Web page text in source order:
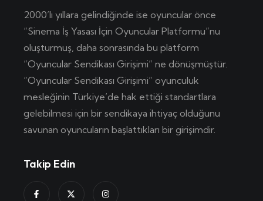
2000’lı yıllara gelindiğinde ise oyuncular önce
“Sinema İş Yasası İçin Oyuncular Platformu”nu
oluşturmuş, daha sonrasında bu platform
“Oyuncular Sendikası Girişimi” ne dönüşmüştür.
“Oyuncular Sendikası Girişimi” oyunculuk
mesleğinin Türkiye’de hak ettiği standartlara
gelebilmesi için bir sendikaya ihtiyaç olduğunu
savunan oyuncuların başlattıkları bir girişimdir.
Takip Edin